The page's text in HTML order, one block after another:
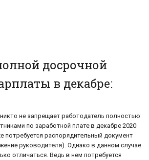
досрочной
в декабре:
не запрещает работодатель полностью
по заработной плате в декабре 2020
потребуется распорядительный документ
руководителя). Однако в данном случае
отличаться. Ведь в нем потребуется